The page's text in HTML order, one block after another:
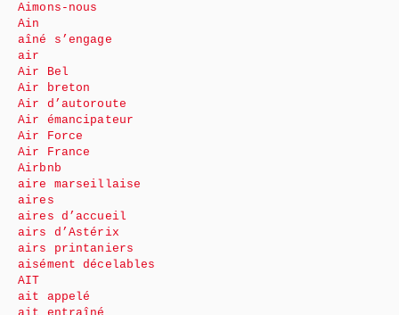
Aimons-nous
Ain
aîné s’engage
air
Air Bel
Air breton
Air d’autoroute
Air émancipateur
Air Force
Air France
Airbnb
aire marseillaise
aires
aires d’accueil
airs d’Astérix
airs printaniers
aisément décelables
AIT
ait appelé